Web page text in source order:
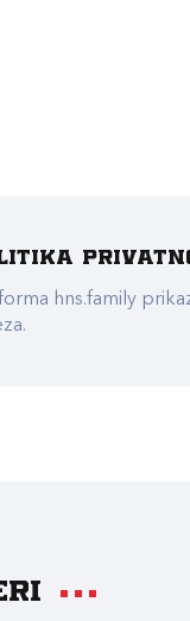
hns.family